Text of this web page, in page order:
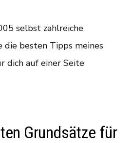
selbst zahlreiche
die besten Tipps meines
dich auf einer Seite
Grundsätze für